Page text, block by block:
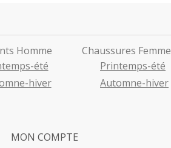
Homme
été
hiver
Chaussures Femme
Printemps-été
Automne-hiver
MON COMPTE